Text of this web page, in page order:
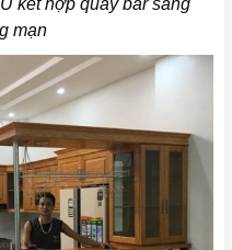
kết hợp quầy bar sang
mạn